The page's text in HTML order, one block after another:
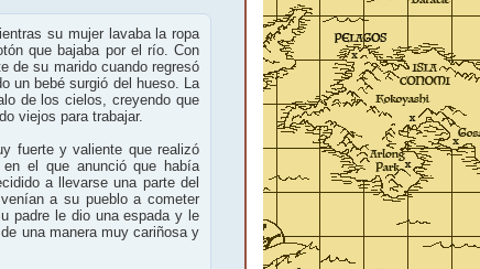
su mujer lavaba la ropa
que bajaba por el río. Con
de su marido cuando regresó
un bebé surgió del hueso. La
de los cielos, creyendo que
viejos para trabajar.
fuerte y valiente que realizó
el que anunció que había
a llevarse una parte del
a su pueblo a cometer
padre le dio una espada y le
una manera muy cariñosa y